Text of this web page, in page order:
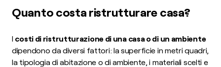
Quanto costa ristrutturare casa?
I costi di ristrutturazione di una casa o di un ambiente
dipendono da diversi fattori: la superficie in metri quadri,
la tipologia di abitazione o di ambiente, i materiali scelti e